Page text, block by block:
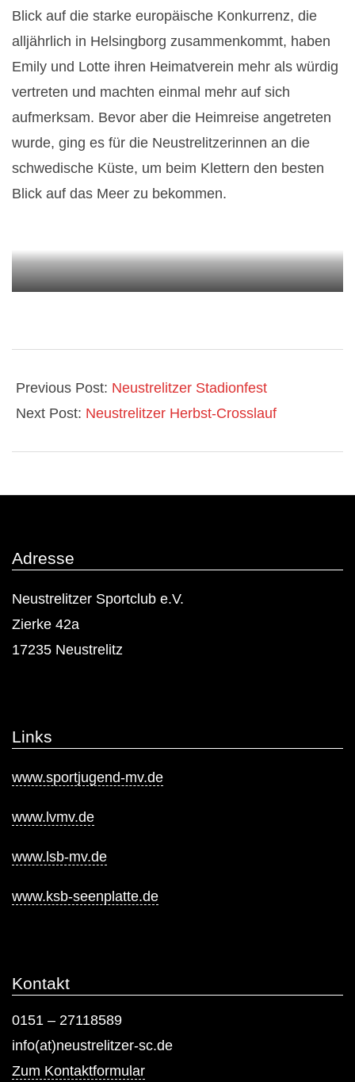
Blick auf die starke europäische Konkurrenz, die
alljährlich in Helsingborg zusammenkommt, haben
Emily und Lotte ihren Heimatverein mehr als würdig
vertreten und machten einmal mehr auf sich
aufmerksam. Bevor aber die Heimreise angetreten
wurde, ging es für die Neustrelitzerinnen an die
schwedische Küste, um beim Klettern den besten
Blick auf das Meer zu bekommen.
07-
15
Previous Post: Neustrelitzer Stadionfest
Next Post: Neustrelitzer Herbst-Crosslauf
Adresse
Neustrelitzer Sportclub e.V.
Zierke 42a
17235 Neustrelitz
Links
www.sportjugend-mv.de
www.lvmv.de
www.lsb-mv.de
www.ksb-seenplatte.de
Kontakt
0151 – 27118589
info(at)neustrelitzer-sc.de
Zum Kontaktformular